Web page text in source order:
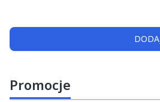
Promocje